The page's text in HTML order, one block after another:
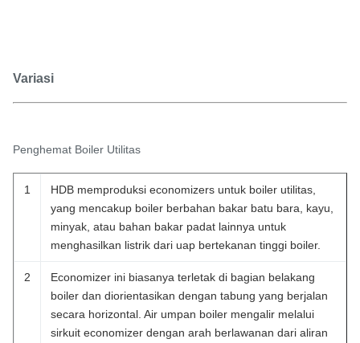
Variasi
Penghemat Boiler Utilitas
1
HDB memproduksi economizers untuk boiler utilitas,
yang mencakup boiler berbahan bakar batu bara, kayu,
minyak, atau bahan bakar padat lainnya untuk
menghasilkan listrik dari uap bertekanan tinggi boiler.
2
Economizer ini biasanya terletak di bagian belakang
boiler dan diorientasikan dengan tabung yang berjalan
secara horizontal. Air umpan boiler mengalir melalui
sirkuit economizer dengan arah berlawanan dari aliran